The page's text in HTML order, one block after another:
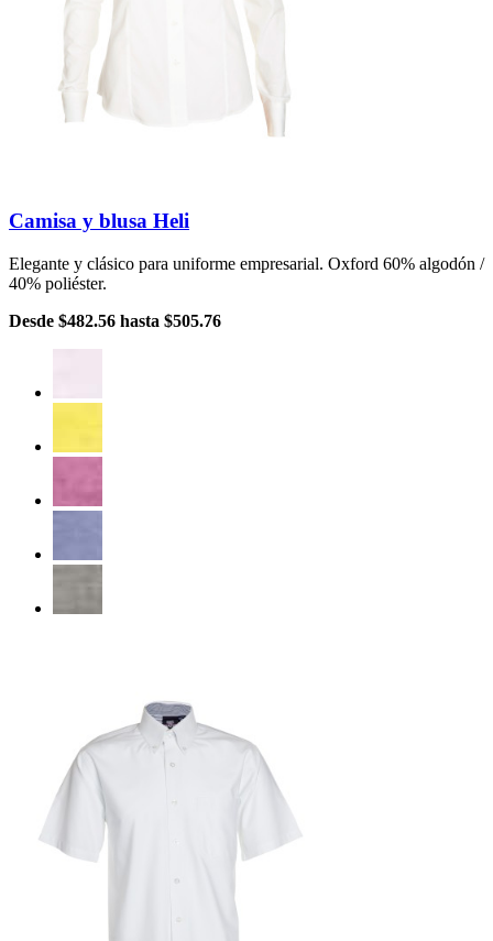
Camisa y blusa Heli
Elegante y clásico para uniforme empresarial. Oxford 60% algodón /
40% poliéster.
Desde $482.56 hasta $505.76